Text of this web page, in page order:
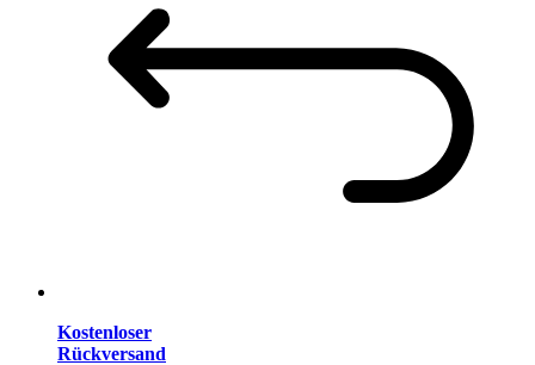
Kostenloser
Rückversand